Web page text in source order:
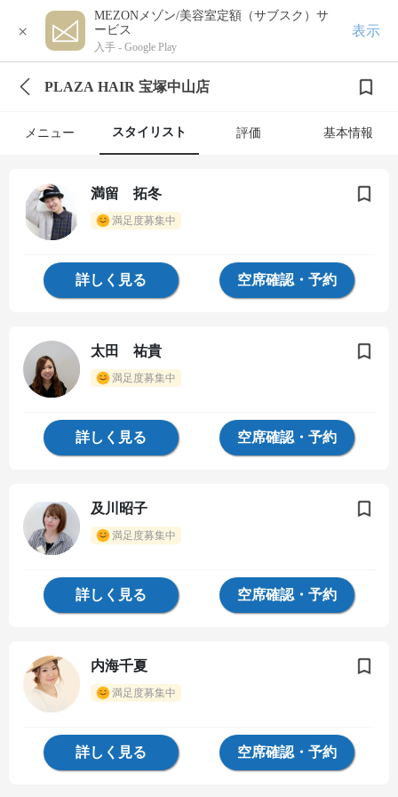
×
MEZONメゾン/美容室定額（サブスク）サ
ービス
入手 - Google Play
表示
PLAZA HAIR 宝塚中山店
メニュー スタイリスト 評価 基本情報
満留 拓冬
満足度募集中
詳しく見る 空席確認・予約
太田 祐貴
満足度募集中
詳しく見る 空席確認・予約
及川昭子
満足度募集中
詳しく見る 空席確認・予約
内海千夏
満足度募集中
詳しく見る 空席確認・予約